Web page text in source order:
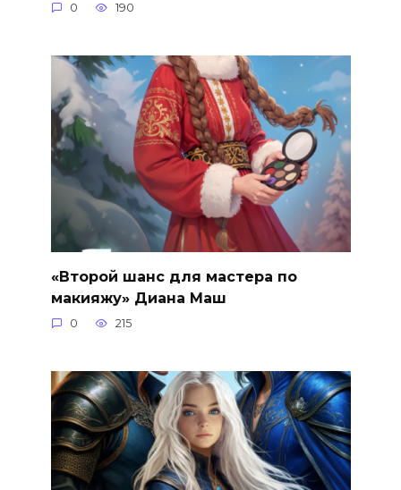
0 190
«Второй шанс для мастера по
макияжу» Диана Маш
0 215